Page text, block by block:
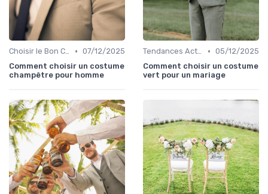
Choisir le Bon Costume • 07/12/2025
Comment choisir un costume
champêtre pour homme
Tendances Actuelles • 05/12/2025
Comment choisir un costume
vert pour un mariage